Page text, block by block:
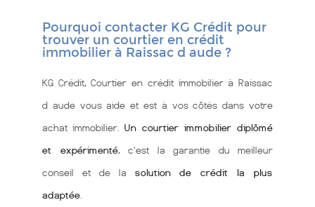
Pourquoi contacter KG Crédit pour
trouver un courtier en crédit
immobilier à Raissac d aude ?
KG Crédit, Courtier en crédit immobilier à Raissac
d aude vous aide et est à vos côtés dans votre
achat immobilier. Un courtier immobilier diplômé
et expérimenté, c'est la garantie du meilleur
conseil et de la solution de crédit la plus
adaptée